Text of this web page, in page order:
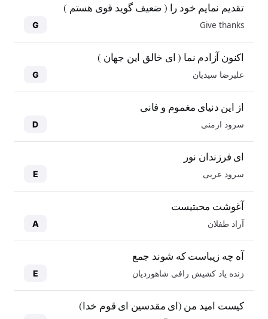
تقدیم نمایم خود را ( ضعیف گوید قوی هستم )
Give thanks
G
اکنون آزادم نما ( ای خالق این جهان )
علیرضا سیدیان G
از این دنیای مغموم و فانی
سرود ارمنی D
ای فرزندان نور
سرود عربی E
آغوشت محبتیست
آراد طفلان A
آه چه زیباست که شوند جمع
زنده یاد کشیش رافی شاهوردیان E
کیست امید من (ای مقدسین ای قوم خدا)